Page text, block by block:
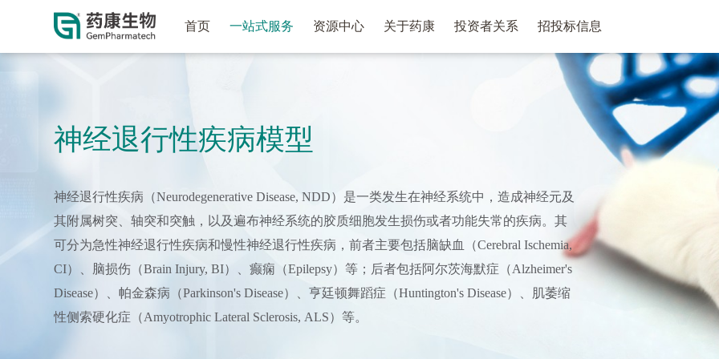
首页 一站式服务 资源中心 关于药康 投资者关系 招投标信息
神经退行性疾病模型
神经退行性疾病（Neurodegenerative Disease, NDD）是一类发生在神经系统中，造成神经元及
其附属树突、轴突和突触，以及遍布神经系统的胶质细胞发生损伤或者功能失常的疾病。其
可分为急性神经退行性疾病和慢性神经退行性疾病，前者主要包括脑缺血（Cerebral Ischemia,
CI）、脑损伤（Brain Injury, BI）、癫痫（Epilepsy）等；后者包括阿尔茨海默症（Alzheimer's
Disease）、帕金森病（Parkinson's Disease）、亨廷顿舞蹈症（Huntington's Disease）、肌萎缩
性侧索硬化症（Amyotrophic Lateral Sclerosis, ALS）等。